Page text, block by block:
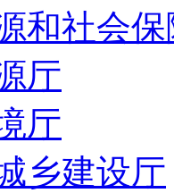
和社会
厅
厅
乡建设厅